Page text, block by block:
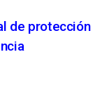
de protección